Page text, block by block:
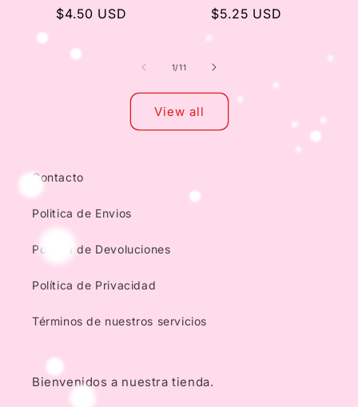
Regular
$4.50 USD
Regular
$5.25 USD
1/of
11
View all
Contacto
Politica de Envios
Política de Devoluciones
Política de Privacidad
Términos de nuestros servicios
Bienvenidos a nuestra tienda.